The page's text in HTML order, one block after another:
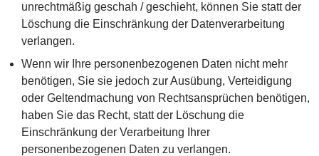
unrechtmäßig geschah / geschieht, können Sie statt der
Löschung die Einschränkung der Datenverarbeitung
verlangen.
Wenn wir Ihre personenbezogenen Daten nicht mehr
benötigen, Sie sie jedoch zur Ausübung, Verteidigung
oder Geltendmachung von Rechtsansprüchen benötigen,
haben Sie das Recht, statt der Löschung die
Einschränkung der Verarbeitung Ihrer
personenbezogenen Daten zu verlangen.